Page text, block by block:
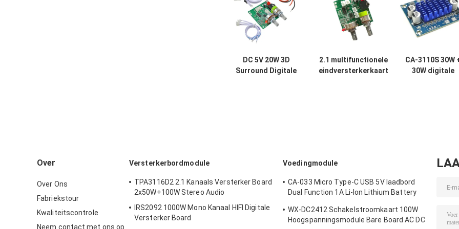
DC 5V 20W 3D
Surround Digitale
2.1 multifunctionele
eindversterkerkaart
CA-3110S 30W
30W digitale
Over
Over Ons
Fabriekstour
Kwaliteitscontrole
Neem contact met ons op
Versterkerbordmodule
TPA3116D2 2.1 Kanaals Versterker Board
2x50W+100W Stereo Audio
IRS2092 1000W Mono Kanaal HIFI Digitale
Versterker Board
Voedingmodule
CA-033 Micro Type-C USB 5V laadbord
Dual Function 1A Li-Ion Lithium Battery
Product
WX-DC2412 Schakelstroomkaart 100W
Hoogspanningsmodule Bare Board AC DC